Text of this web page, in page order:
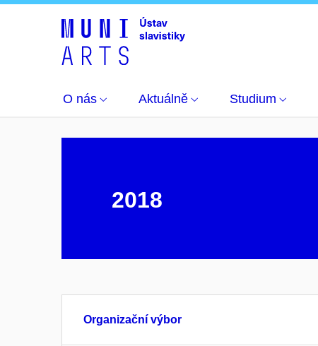
O nás Aktuálně Studium
2018
Organizační výbor